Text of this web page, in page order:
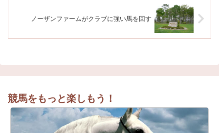
ノーザンファームがクラブに強い馬を回す
競馬をもっと楽しもう！